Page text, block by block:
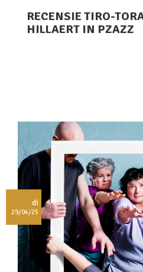
RECENSIE TIRO-
HILLAERT IN PZAZZ
di
29/04/25